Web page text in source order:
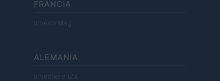
FRANCIA
InvestirMag
ALEMANIA
Investieren24